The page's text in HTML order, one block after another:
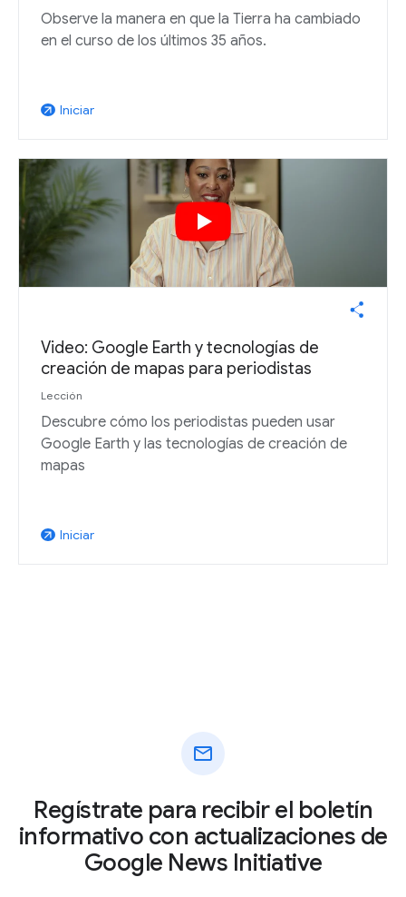
Observe la manera en que la Tierra ha cambiado
en el curso de los últimos 35 años.
arrow_outward Iniciar
Video: Google Earth y tecnologías de
creación de mapas para periodistas
Lección
Descubre cómo los periodistas pueden usar
Google Earth y las tecnologías de creación de
mapas
arrow_outward Iniciar
mail
Regístrate para recibir el boletín
informativo con actualizaciones de
Google News Initiative